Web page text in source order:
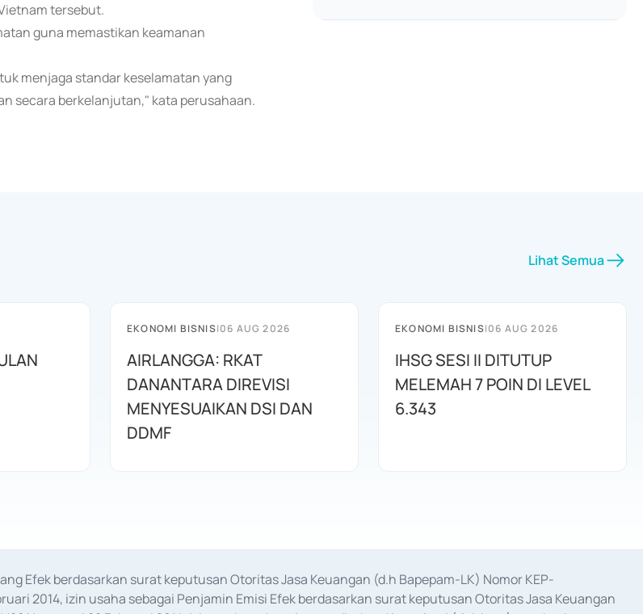
tersebut.
guna memastikan keamanan
menjaga standar keselamatan yang
secara berkelanjutan," kata perusahaan.
Lihat Semua
EKONOMI BISNIS|06 AUG 2026
AIRLANGGA: RKAT
DANANTARA DIREVISI
MENYESUAIKAN DSI DAN
DDMF
EKONOMI BISNIS|06 AUG 2026
IHSG SESI II DITUTUP
MELEMAH 7 POIN DI LEVEL
6.343
Efek berdasarkan surat keputusan Otoritas Jasa Keuangan (d.h Bapepam-LK) Nomor KEP-
2014, izin usaha sebagai Penjamin Emisi Efek berdasarkan surat keputusan Otoritas Jasa Keuangan